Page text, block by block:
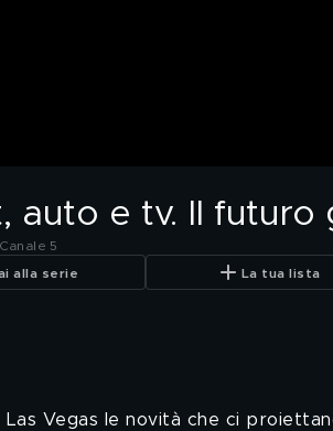
auto e tv. Il futuro
5
alla serie La tua lista
Vegas le novità che ci